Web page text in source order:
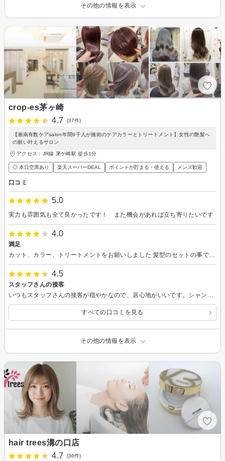
その他の情報を表示
crop-es茅ヶ崎
4.7
(37件)
【湘南有数ケアsalon年間9千人が施術のケアカラーとトリートメント】女性の艶髪へ
の願い叶えるサロン
アクセス：JR線 茅ケ崎駅 徒歩1分
◎ 本日空席あり 楽天スーパーDEAL ポイントが貯まる・使える メンズ歓迎
口コミ
5.0
実力も雰囲気も全て良かったです！ また機会があれば立ち寄りたいです
4.0
満足
カット、カラー、トリートメントをお願いしました 髪型のセットの事で相談したので 解決して頂けてありがたかったです
4.5
スタッフさんの接客
いつもスタッフさんの接客が穏やかなので、居心地がいいです。シャンプー台の照明も暗くしてあるのでゆったりできます。 途中、飲み物のサービス時にビスケットとキャンディがついているのも、嬉しいです。
すべての口コミを見る
その他の情報を表示
hair trees溝の口店
4.7
(36件)